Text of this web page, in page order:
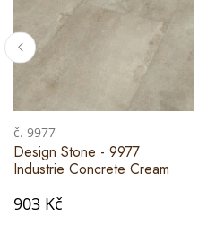
č. 9977
Design Stone - 9977
Industrie Concrete Cream
903 Kč